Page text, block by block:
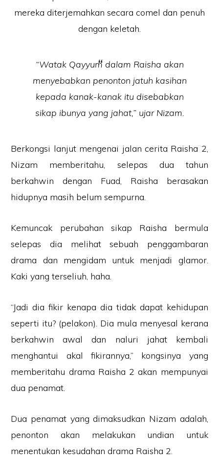
mereka diterjemahkan secara comel dan penuh
dengan keletah.
“Watak Qayyum dalam Raisha akan
menyebabkan penonton jatuh kasihan
kepada kanak-kanak itu disebabkan
sikap ibunya yang jahat,” ujar Nizam.
Berkongsi lanjut mengenai jalan cerita Raisha 2,
Nizam memberitahu, selepas dua tahun
berkahwin dengan Fuad, Raisha berasakan
hidupnya masih belum sempurna.
Kemuncak perubahan sikap Raisha bermula
selepas dia melihat sebuah penggambaran
drama dan mengidam untuk menjadi glamor.
Kaki yang terseliuh, haha.
“Jadi dia fikir kenapa dia tidak dapat kehidupan
seperti itu? (pelakon). Dia mula menyesal kerana
berkahwin awal dan naluri jahat kembali
menghantui akal fikirannya,” kongsinya yang
memberitahu drama Raisha 2 akan mempunyai
dua penamat.
Dua penamat yang dimaksudkan Nizam adalah,
penonton akan melakukan undian untuk
menentukan kesudahan drama Raisha 2.